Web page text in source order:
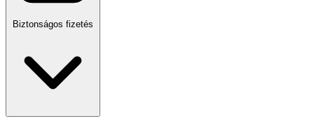
Biztonságos fizetés